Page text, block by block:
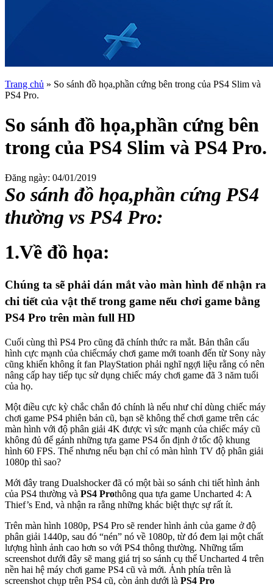
Trang chủ » So sánh đồ họa,phần cứng bên trong của PS4 Slim và
PS4 Pro.
So sánh đồ họa,phần cứng bên
trong của PS4 Slim và PS4 Pro.
Đăng ngày: 04/01/2019
So sánh đồ họa,phần cứng PS4
thường vs PS4 Pro:
1.Về đồ họa:
Chúng ta sẽ phải dán mắt vào màn hình để nhận ra
chi tiết của vật thể trong game nếu chơi game bằng
PS4 Pro trên màn full HD
Cuối cùng thì PS4 Pro cũng đã chính thức ra mắt. Bản thân cấu
hình cực mạnh của chiếcmáy chơi game mới toanh đến từ Sony này
cũng khiến không ít fan PlayStation phải nghĩ ngợi liệu rằng có nên
nâng cấp hay tiếp tục sử dụng chiếc máy chơi game đã 3 năm tuổi
của họ.
Một điều cực kỳ chắc chắn đó chính là nếu như chỉ dùng chiếc máy
chơi game PS4 phiên bản cũ, bạn sẽ không thể chơi game trên các
màn hình với độ phân giải 4K được vì sức mạnh của chiếc máy cũ
không đủ để gánh những tựa game PS4 ổn định ở tốc độ khung
hình 60 FPS. Thế nhưng nếu bạn chỉ có màn hình TV độ phân giải
1080p thì sao?
Mới đây trang Dualshocker đã có một bài so sánh chi tiết hình ảnh
của PS4 thường và PS4 Prothông qua tựa game Uncharted 4: A
Thief’s End, và nhận ra rằng những khác biệt thực sự rất ít.
Trên màn hình 1080p, PS4 Pro sẽ render hình ảnh của game ở độ
phân giải 1440p, sau đó “nén” nó về 1080p, từ đó đem lại một chất
lượng hình ảnh cao hơn so với PS4 thông thường. Những tấm
screenshot dưới đây sẽ mang giá trị so sánh cụ thể Uncharted 4 trên
nền hai hệ máy chơi game PS4 cũ và mới. Ảnh phía trên là
screenshot chụp trên PS4 cũ, còn ảnh dưới là PS4 Pro